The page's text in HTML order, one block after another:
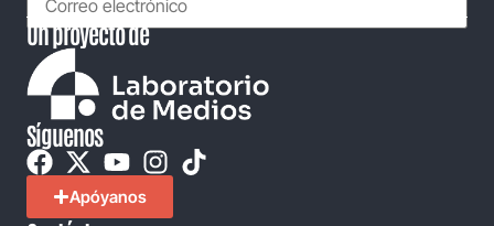
Un proyecto de
Síguenos
Apóyanos